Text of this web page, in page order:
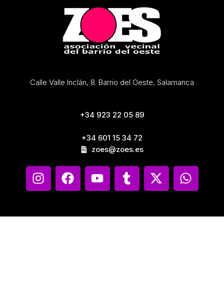
Calle Valle Inclán, 8. Barrio del Oeste, Salamanca
+34 923 22 05 89
+34 601 15 34 72
zoes@zoes.es